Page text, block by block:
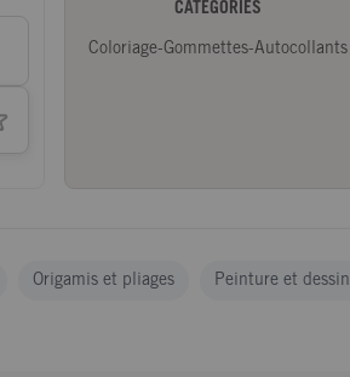
CATÉGORIES
Coloriage-Gommettes-Autocollants
Origamis et pliages Peinture et dessin